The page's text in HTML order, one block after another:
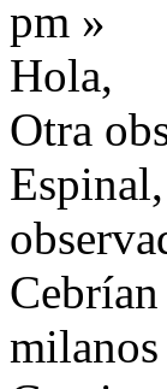
pm »
Hola,
Otra